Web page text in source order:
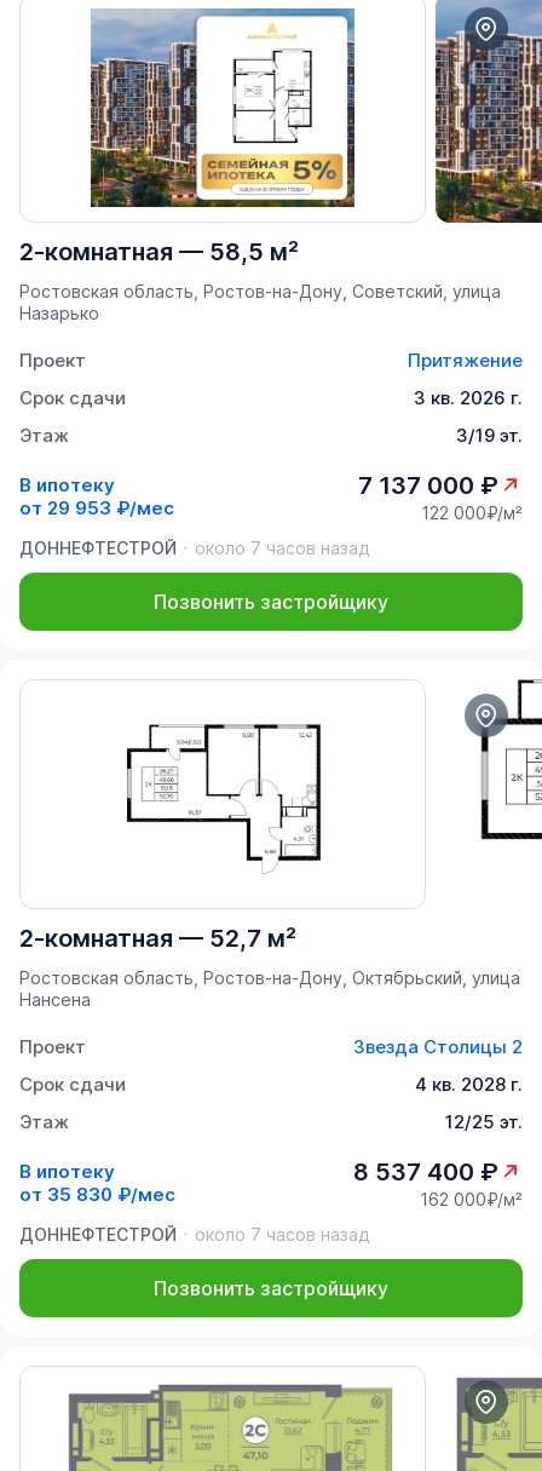
2-комнатная — 58,5 м²
Ростовская область, Ростов-на-Дону, Советский, улица
Назарько
Проект
Притяжение
Срок сдачи
3 кв. 2026 г.
Этаж
3/19 эт.
В ипотеку
от 29 953 ₽/мес
7 137 000 ₽
122 000₽/м²
ДОННЕФТЕСТРОЙ
около 7 часов назад
Позвонить застройщику
2-комнатная — 52,7 м²
Ростовская область, Ростов-на-Дону, Октябрьский, улица
Нансена
Проект
Звезда Столицы 2
Срок сдачи
4 кв. 2028 г.
Этаж
12/25 эт.
В ипотеку
от 35 830 ₽/мес
8 537 400 ₽
162 000₽/м²
ДОННЕФТЕСТРОЙ
около 7 часов назад
Позвонить застройщику